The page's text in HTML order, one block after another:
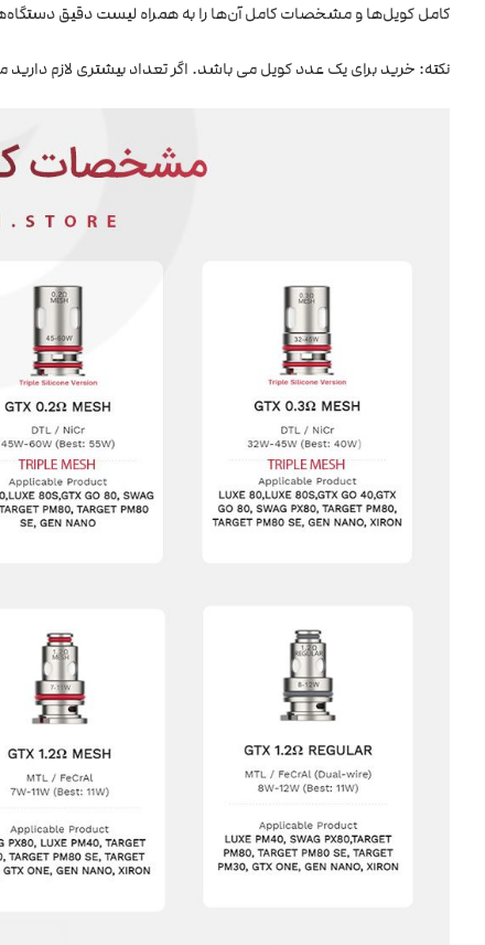
کامل کویل‌ها و مشخصات کامل آن‌ها را به همراه لیست دقیق
نکته: خرید برای یک عدد کویل می باشد. اگر تعداد بیشتری لازم دارید